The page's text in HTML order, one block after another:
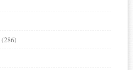
(286)